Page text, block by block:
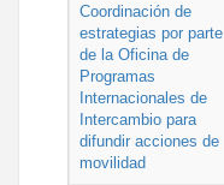
Coordinación de
estrategias por parte
de la Oficina de
Programas
Internacionales de
Intercambio para
difundir acciones de
movilidad